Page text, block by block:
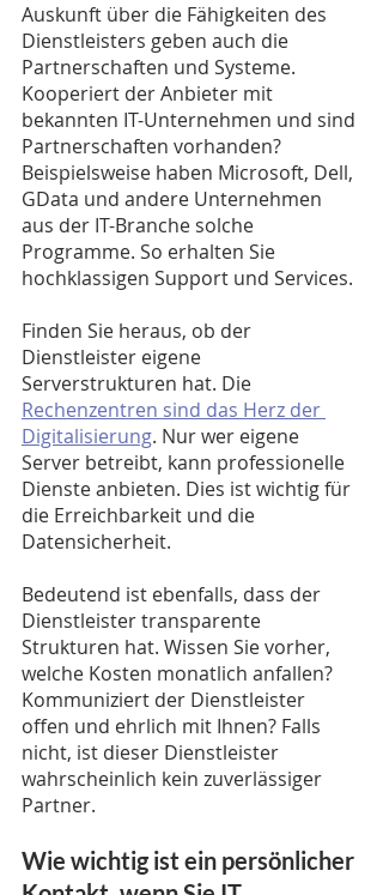
Auskunft über die Fähigkeiten des
Dienstleisters geben auch die
Partnerschaften und Systeme.
Kooperiert der Anbieter mit
bekannten IT-Unternehmen und sind
Partnerschaften vorhanden?
Beispielsweise haben Microsoft, Dell,
GData und andere Unternehmen
aus der IT-Branche solche
Programme. So erhalten Sie
hochklassigen Support und Services.
Finden Sie heraus, ob der
Dienstleister eigene
Serverstrukturen hat. Die
Rechenzentren sind das Herz der
Digitalisierung. Nur wer eigene
Server betreibt, kann professionelle
Dienste anbieten. Dies ist wichtig für
die Erreichbarkeit und die
Datensicherheit.
Bedeutend ist ebenfalls, dass der
Dienstleister transparente
Strukturen hat. Wissen Sie vorher,
welche Kosten monatlich anfallen?
Kommuniziert der Dienstleister
offen und ehrlich mit Ihnen? Falls
nicht, ist dieser Dienstleister
wahrscheinlich kein zuverlässiger
Partner.
Wie wichtig ist ein persönlicher